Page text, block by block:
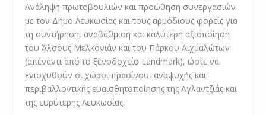
Ανάληψη πρωτοβουλιών και προώθηση συνεργασιών
με τον Δήμο Λευκωσίας και τους αρμόδιους φορείς για
τη συντήρηση, αναβάθμιση και καλύτερη αξιοποίηση
του Άλσους Μελκονιάν και του Πάρκου Αιχμαλώτων
(απέναντι από το ξενοδοχείο Landmark), ώστε να
ενισχυθούν οι χώροι πρασίνου, αναψυχής και
περιβαλλοντικής ευαισθητοποίησης της Αγλαντζιάς και
της ευρύτερης Λευκωσίας.